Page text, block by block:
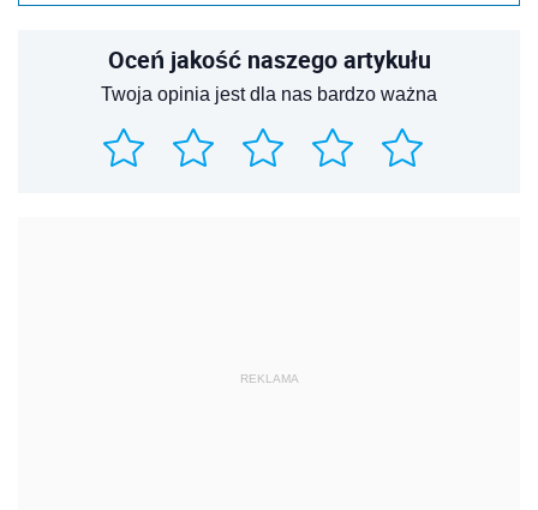
Oceń jakość naszego artykułu
Twoja opinia jest dla nas bardzo ważna
REKLAMA